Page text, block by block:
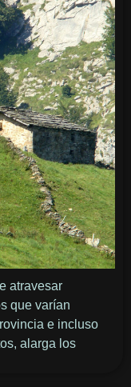
atravesar
que varían
e incluso
alarga los